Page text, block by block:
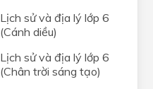
Lịch sử và địa lý lớp 6
(Cánh diều)
Lịch sử và địa lý lớp 6
(Chân trời sáng tạo)